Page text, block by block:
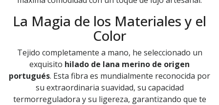
La Magia de los Materiales y el
Color
Tejido completamente a mano, he seleccionado un
exquisito hilado de lana merino de origen
portugués. Esta fibra es mundialmente reconocida por
su extraordinaria suavidad, su capacidad
termorreguladora y su ligereza, garantizando que te